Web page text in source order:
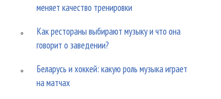
меняет качество тренировки
Как рестораны выбирают музыку и что она
говорит о заведении?
Беларусь и хоккей: какую роль музыка играет
на матчах